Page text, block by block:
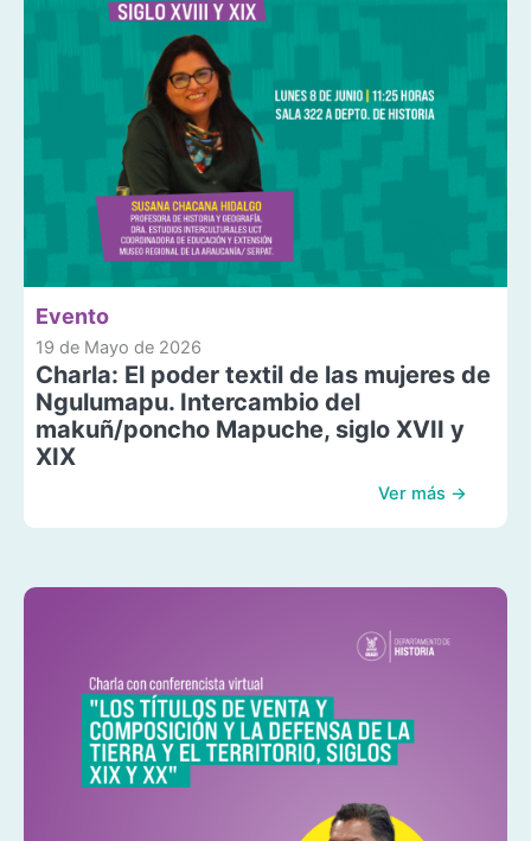
Evento
19 de Mayo de 2026
Charla: El poder textil de las mujeres de
Ngulumapu. Intercambio del
makuñ/poncho Mapuche, siglo XVII y
XIX
Ver más →